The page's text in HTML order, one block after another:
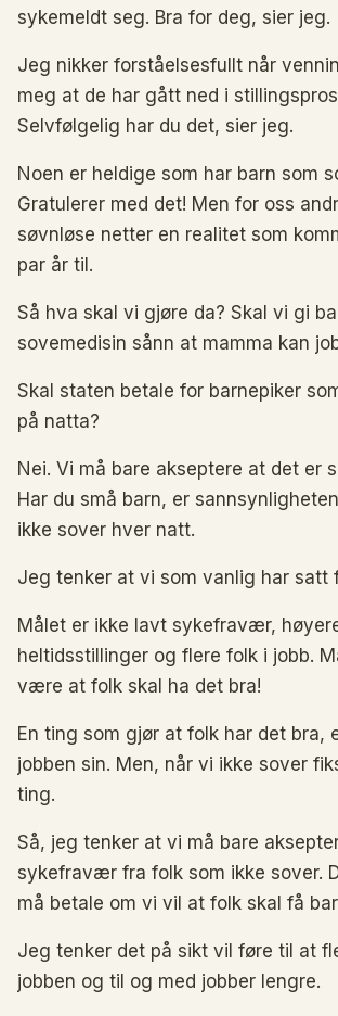
sykemeldt seg. Bra for deg, sier jeg.
Jeg nikker forståelsesfullt når
meg at de har gått ned i
Selvfølgelig har du det, sier jeg.
Noen er heldige som har barn som
Gratulerer med det! Men for oss
søvnløse netter en realitet som
par år til.
Så hva skal vi gjøre da? Skal vi gi
sovemedisin sånn at mamma kan
Skal staten betale for barnepiker
på natta?
Nei. Vi må bare akseptere at det er
Har du små barn, er
ikke sover hver natt.
Jeg tenker at vi som vanlig har satt
Målet er ikke lavt sykefravær,
heltidsstillinger og flere folk i jobb.
være at folk skal ha det bra!
En ting som gjør at folk har det bra,
jobben sin. Men, når vi ikke sover
ting.
Så, jeg tenker at vi må bare
sykefravær fra folk som ikke sover.
må betale om vi vil at folk skal få
Jeg tenker det på sikt vil føre til at
jobben og til og med jobber lengre.